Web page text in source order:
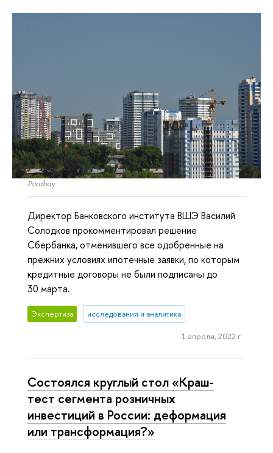
Pixabay
Директор Банковского института ВШЭ Василий
Солодков прокомментировал решение
Сбербанка, отменившего все одобренные на
прежних условиях ипотечные заявки, по которым
кредитные договоры не были подписаны до
30 марта.
Экспертиза исследования и аналитика
1 апреля, 2022 г.
Состоялся круглый стол «Краш-
тест сегмента розничных
инвестиций в России: деформация
или трансформация?»